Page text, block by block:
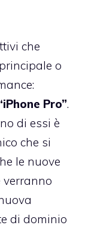
che
o
Pro”.
di essi è
che si
le nuove
verranno
di dominio